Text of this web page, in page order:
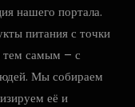
нашего портала.
питания с точки
тем самым – с
Мы собираем
её и